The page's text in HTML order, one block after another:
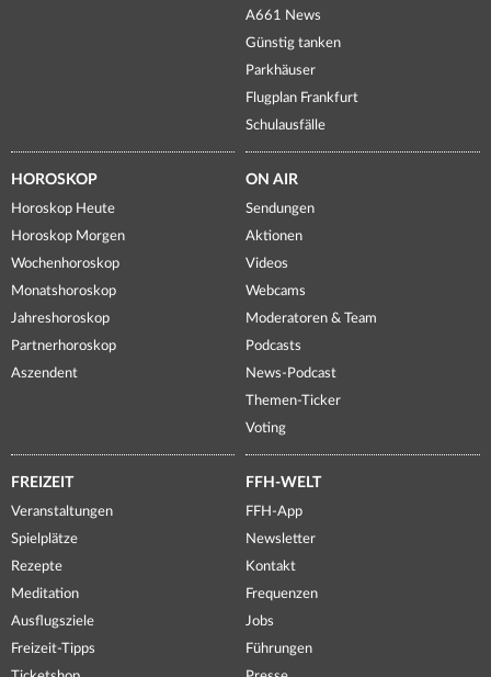
A661 News
Günstig tanken
Parkhäuser
Flugplan Frankfurt
Schulausfälle
HOROSKOP
Horoskop Heute
Horoskop Morgen
Wochenhoroskop
Monatshoroskop
Jahreshoroskop
Partnerhoroskop
Aszendent
ON AIR
Sendungen
Aktionen
Videos
Webcams
Moderatoren & Team
Podcasts
News-Podcast
Themen-Ticker
Voting
FREIZEIT
Veranstaltungen
Spielplätze
Rezepte
Meditation
Ausflugsziele
Freizeit-Tipps
FFH-WELT
FFH-App
Newsletter
Kontakt
Frequenzen
Jobs
Führungen